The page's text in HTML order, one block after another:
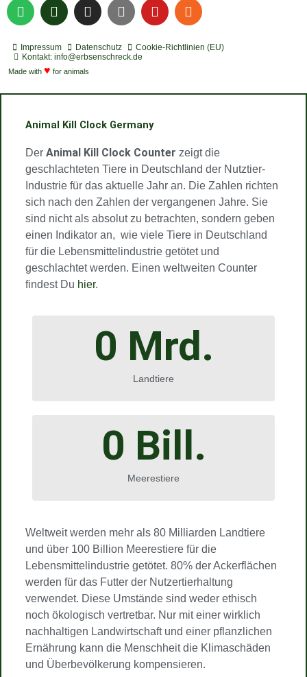
S
p
t
i
f
P
o
c
a
s
I
n
t
a
g
a
Y
o
t
u
Y
o
t
R
s
Impressum Datenschutz
Cookie-Richtlinien (EU)
Kontakt: info@erbsenschreck.de
Made with ♥ for animals
Animal Kill Clock Germany
Der Animal Kill Clock Counter zeigt die
geschlachteten Tiere in Deutschland der Nutztier-
Industrie für das aktuelle Jahr an. Die Zahlen richten
sich nach den Zahlen der vergangenen Jahre. Sie
sind nicht als absolut zu betrachten, sondern geben
einen Indikator an, wie viele Tiere in Deutschland
für die Lebensmittelindustrie getötet und
geschlachtet werden. Einen weltweiten Counter
findest Du hier.
Landtiere
0 Mrd.
Meerestiere
0 Bill.
Weltweit werden mehr als 80 Milliarden Landtiere
und über 100 Billion Meerestiere für die
Lebensmittelindustrie getötet. 80% der Ackerflächen
werden für das Futter der Nutzertierhaltung
verwendet. Diese Umstände sind weder ethisch
noch ökologisch vertretbar. Nur mit einer wirklich
nachhaltigen Landwirtschaft und einer pflanzlichen
Ernährung kann die Menschheit die Klimaschäden
und Überbevölkerung kompensieren.